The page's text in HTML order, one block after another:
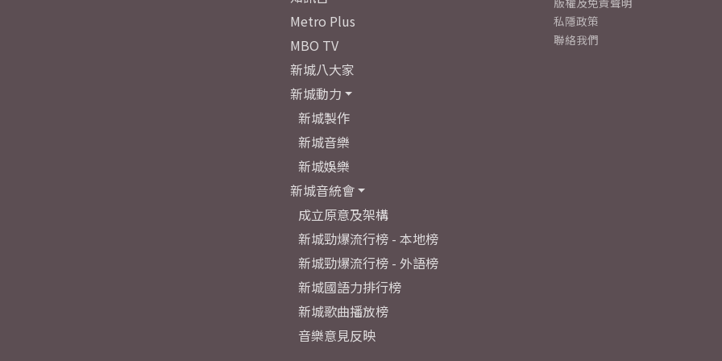
Metro Plus
MBO TV
新城八大家
新城動力
新城製作
新城音樂
新城娛樂
新城音統會
成立原意及架構
新城勁爆流行榜 - 本地榜
新城勁爆流行榜 - 外語榜
新城國語力排行榜
新城歌曲播放榜
音樂意見反映
私隱政策
聯絡我們